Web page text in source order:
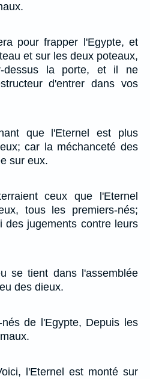
pour frapper l'Egypte, et
et sur les deux poteaux,
dessus la porte, et il ne
d'entrer dans vos
que l'Eternel est plus
car la méchanceté des
sur eux.
ceux que l'Eternel
tous les premiers-nés;
des jugements contre leurs
se tient dans l'assemblée
des dieux.
de l'Egypte, Depuis les
l'Eternel est monté sur